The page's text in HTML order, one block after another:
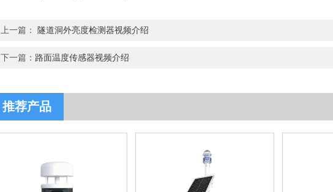
上一篇： 隧道洞外亮度检测器视频介绍
下一篇： 路面温度传感器视频介绍
推荐产品